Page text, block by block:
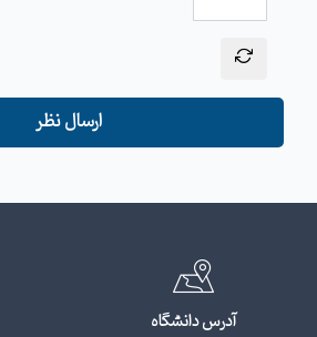
ارسال نظر
آدرس دانشگاه